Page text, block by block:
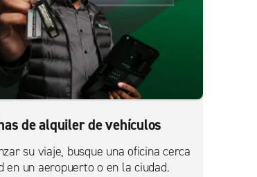
de alquiler de vehículos
su viaje, busque una oficina cerca
en un aeropuerto o en la ciudad.